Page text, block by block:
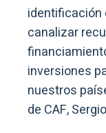
identificación
canalizar
inversiones
nuestros
de CAF,